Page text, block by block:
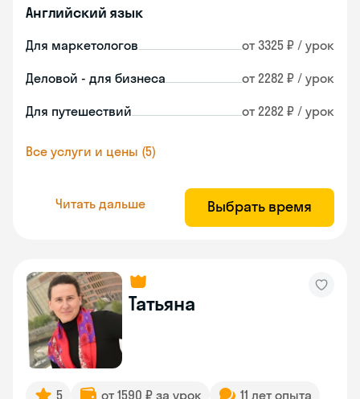
Английский язык
Для маркетологов от 3325 ₽ / урок
Деловой - для бизнеса от 2282 ₽ / урок
Для путешествий от 2282 ₽ / урок
Все услуги и цены (5)
Читать дальше Выбрать время
Татьяна
5 от 1590 ₽ за урок 11 лет опыта